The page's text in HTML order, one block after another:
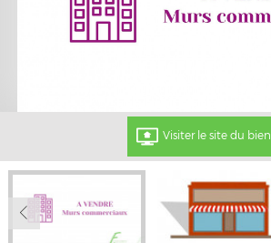
Visiter le site du bien